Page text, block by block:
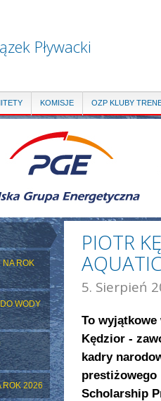
Pływacki
KOMISJE OZP KLUBY
NA ROK
WODY
ROK 2026
PIOTR
5. Sierpień
To
Kędzior -
kadry
Scholarship